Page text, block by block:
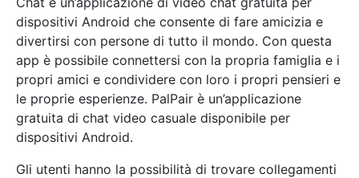
dispositivi Android che consente di fare amicizia e
divertirsi con persone di tutto il mondo. Con questa
app è possibile connettersi con la propria famiglia e i
propri amici e condividere con loro i propri pensieri e
le proprie esperienze. PalPair è un’applicazione
gratuita di chat video casuale disponibile per
dispositivi Android.
Gli utenti hanno la possibilità di trovare collegamenti